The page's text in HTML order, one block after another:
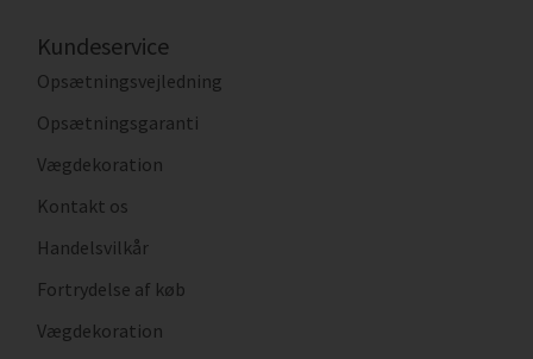
Kundeservice
Opsætningsvejledning
Opsætningsgaranti
Vægdekoration
Kontakt os
Handelsvilkår
Fortrydelse af køb
Vægdekoration